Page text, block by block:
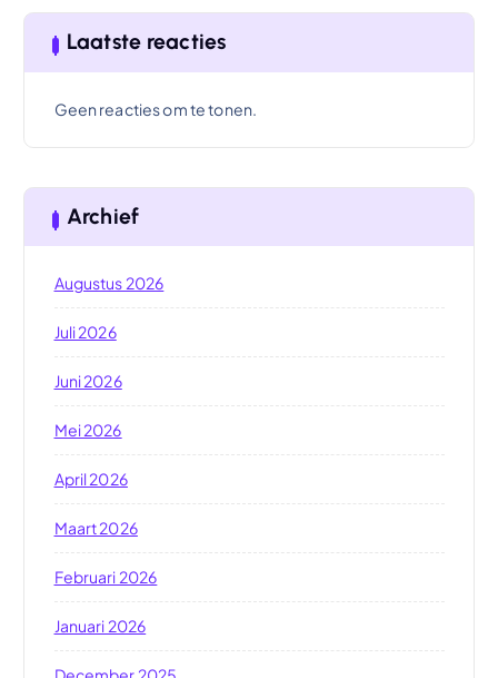
Laatste reacties
Geen reacties om te tonen.
Archief
Augustus 2026
Juli 2026
Juni 2026
Mei 2026
April 2026
Maart 2026
Februari 2026
Januari 2026